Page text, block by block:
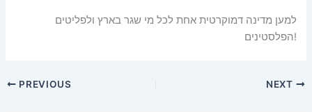
למען מדינה דמוקרטית אחת לכל מי שגר בארץ ולפליטים
הפלסטינים!
PREVIOUS NEXT